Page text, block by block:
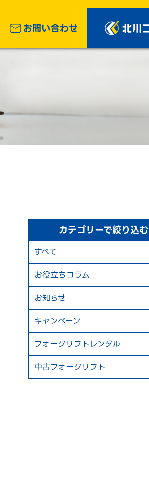
カテゴリーで絞り込む
すべて
お役立ちコラム
お知らせ
キャンペーン
フォークリフトレンタル
中古フォークリフト